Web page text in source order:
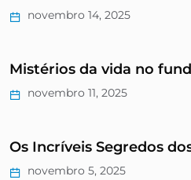
novembro 14, 2025
Mistérios da vida no
novembro 11, 2025
Os Incríveis Segredos
novembro 5, 2025